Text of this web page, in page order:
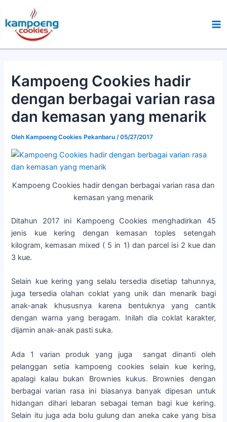
ke
konten
Kampoeng Cookies hadir
dengan berbagai varian rasa
dan kemasan yang menarik
Oleh Kampoeng Cookies Pekanbaru/05/27/2017
Kampoeng Cookies hadir dengan berbagai varian rasa dan
kemasan yang menarik
Ditahun 2017 ini Kampoeng Cookies menghadirkan 45
jenis kue kering dengan kemasan toples setengah
kilogram, kemasan mixed ( 5 in 1) dan parcel isi 2 kue dan
3 kue.
Selain kue kering yang selalu tersedia disetiap tahunnya,
juga tersedia olahan coklat yang unik dan menarik bagi
anak-anak khususnya karena bentuknya yang cantik
dengan warna yang beragam. Inilah dia coklat karakter,
dijamin anak-anak pasti suka.
Ada 1 varian produk yang juga sangat dinanti oleh
pelanggan setia kampoeng cookies selain kue kering,
apalagi kalau bukan Brownies kukus. Brownies dengan
berbagai varian rasa ini biasanya banyak dipesan untuk
hidangan dihari lebaran sebagai teman bagi kue kering.
Selain itu juga ada bolu gulung dan aneka cake yang bisa